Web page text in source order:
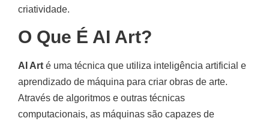
criatividade.
O Que É AI Art?
AI Art é uma técnica que utiliza inteligência artificial e
aprendizado de máquina para criar obras de arte.
Através de algoritmos e outras técnicas
computacionais, as máquinas são capazes de